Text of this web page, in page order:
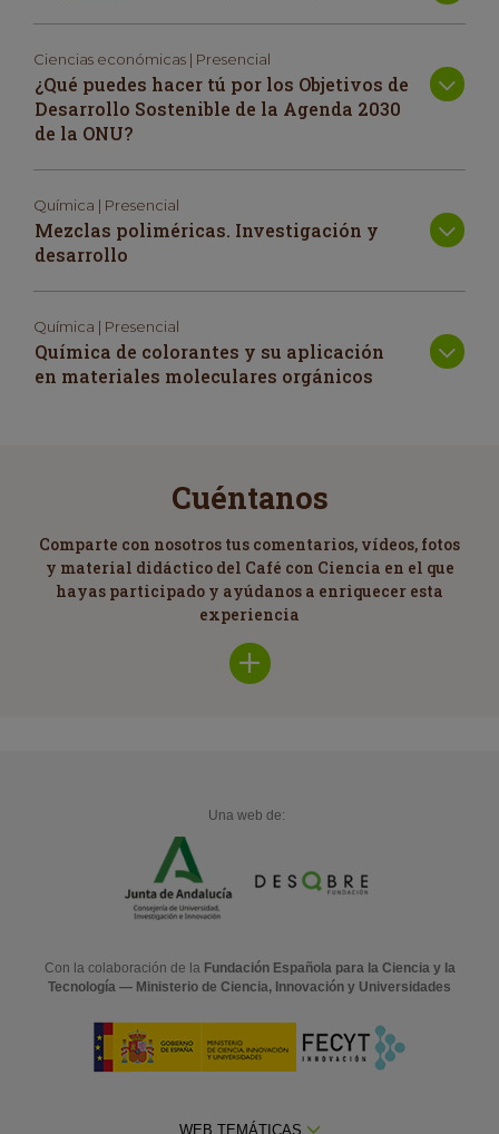
Ciencias económicas | Presencial
¿Qué puedes hacer tú por los Objetivos de
Desarrollo Sostenible de la Agenda 2030
de la ONU?
Química | Presencial
Mezclas poliméricas. Investigación y
desarrollo
Química | Presencial
Química de colorantes y su aplicación
en materiales moleculares orgánicos
Cuéntanos
Comparte con nosotros tus comentarios, vídeos, fotos
y material didáctico del Café con Ciencia en el que
hayas participado y ayúdanos a enriquecer esta
experiencia
Una web de:
Con la colaboración de la Fundación Española para la Ciencia y la
Tecnología — Ministerio de Ciencia, Innovación y Universidades
WEB TEMÁTICAS